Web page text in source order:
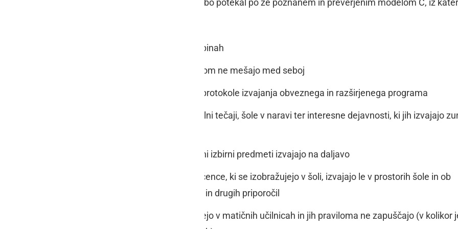
Pouk za učence prvih treh razredov bo potekal po že poznanem in preverjenim modelom C, iz
pouk poteka v homogenih skupinah
se skupine učencev med poukom ne mešajo med seboj
morajo šole izdelati natančne protokole izvajanja obveznega in razširjenega programa
se ne izvajajo ekskurzije, plavalni tečaji, šole v naravi ter interesne dejavnosti, ki jih izvajajo
razen v 1. razredu se neobvezni izbirni predmeti izvajajo na daljavo
dnevi dejavnosti se lahko za učence, ki se izobražujejo v šoli, izvajajo le v prostorih šole in ob
upoštevanju strogih higienskih in drugih priporočil
učenci se med odmori zadržujejo v matičnih učilnicah in jih praviloma ne zapuščajo (v kolikor